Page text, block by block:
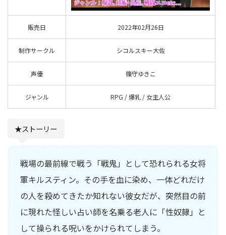
販売日 2022年02月26日
制作サークル シコルスキー大佐
声優 篠守ゆきこ
ジャンル RPG / 爆乳 / 女主人公
★ストーリー
戦場の最前線で戦う「戦鬼」として恐れられる女将
軍キルスティン。その手を血に染め、一体どれだけ
の人を殺めてきたか知れない彼女だが、突然目の前
に現れた怪しい占い師を名乗る老人に「性奴隷」と
して操られる呪いをかけられてしまう。